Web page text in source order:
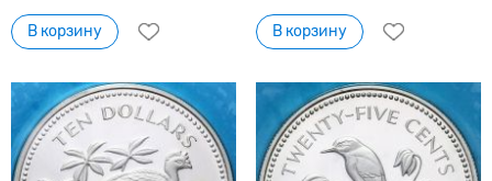
В корзину В корзину